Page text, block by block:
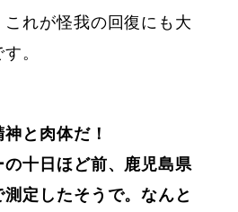
れが怪我の回復にも大
。
と肉体だ！
の十日ほど前、鹿児島県
定したそうで。なんと